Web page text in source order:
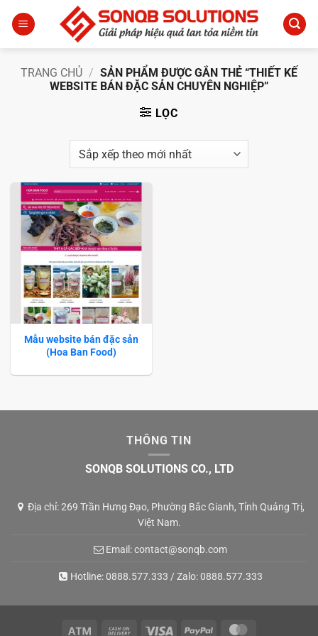
qua
TRANG CHỦ / SẢN PHẨM ĐƯỢC GẮN THẺ “THIẾT KẾ
WEBSITE BÁN ĐẶC SẢN CHUYÊN NGHIỆP”
LỌC
Mẫu website bán đặc sản
(Hoa Ban Food)
THÔNG TIN
SONQB SOLUTIONS CO., LTD
Địa chỉ: 269 Trần Hưng Đạo, Phường Bắc Gianh, Tỉnh Quảng Trị,
Việt Nam.
Email:contact@sonqb.com
Hotline:0888.577.333 / Zalo:0888.577.333
Atm Cash Visa PayPal